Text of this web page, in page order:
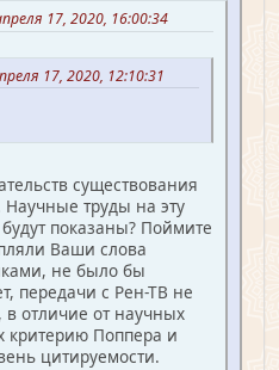
17, 2020, 16:00:34
17, 2020, 12:10:31
существования
Научные труды на эту
показаны? Поймите
Ваши слова
не было бы
передачи с Рен-ТВ не
отличие от научных
критерию Поппера и
цитируемости.